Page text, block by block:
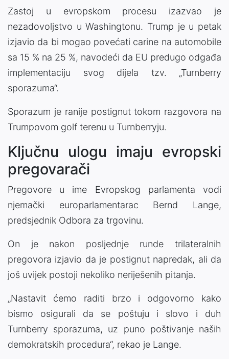
Zastoj u evropskom procesu izazvao je
nezadovoljstvo u Washingtonu. Trump je u petak
izjavio da bi mogao povećati carine na automobile
sa 15 % na 25 %, navodeći da EU predugo odgađa
implementaciju svog dijela tzv. „Turnberry
sporazuma“.
Sporazum je ranije postignut tokom razgovora na
Trumpovom golf terenu u Turnberryju.
Ključnu ulogu imaju evropski
pregovarači
Pregovore u ime Evropskog parlamenta vodi
njemački europarlamentarac Bernd Lange,
predsjednik Odbora za trgovinu.
On je nakon posljednje runde trilateralnih
pregovora izjavio da je postignut napredak, ali da
još uvijek postoji nekoliko neriješenih pitanja.
„Nastavit ćemo raditi brzo i odgovorno kako
bismo osigurali da se poštuju i slovo i duh
Turnberry sporazuma, uz puno poštivanje naših
demokratskih procedura“, rekao je Lange.